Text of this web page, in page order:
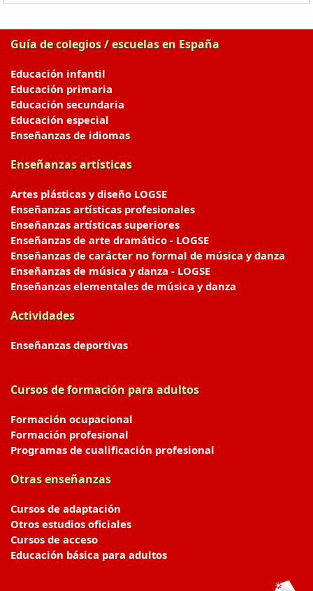
Guía de colegios / escuelas en España
Educación infantil
Educación primaria
Educación secundaria
Educación especial
Enseñanzas de idiomas
Enseñanzas artísticas
Artes plásticas y diseño LOGSE
Enseñanzas artísticas profesionales
Enseñanzas artísticas superiores
Enseñanzas de arte dramático - LOGSE
Enseñanzas de carácter no formal de música y danza
Enseñanzas de música y danza - LOGSE
Enseñanzas elementales de música y danza
Actividades
Enseñanzas deportivas
Cursos de formación para adultos
Formación ocupacional
Formación profesional
Programas de cualificación profesional
Otras enseñanzas
Cursos de adaptación
Otros estudios oficiales
Cursos de acceso
Educación básica para adultos